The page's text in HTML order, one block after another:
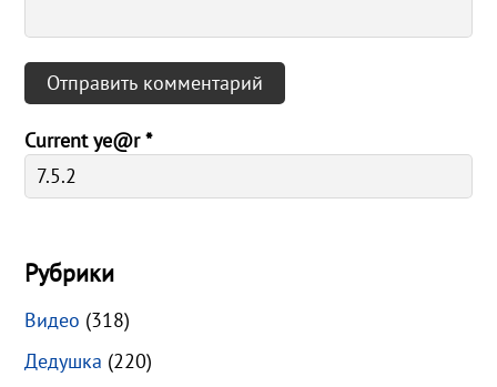
Current ye@r*
Рубрики
Видео (318)
Дедушка (220)